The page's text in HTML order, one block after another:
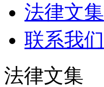
法律文集
联系我们
法律文集